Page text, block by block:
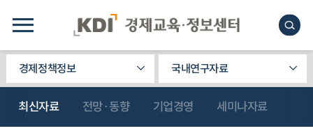
경제정책정보 국내연구자료
최신자료 전망·동향 기업경영 세미나자료